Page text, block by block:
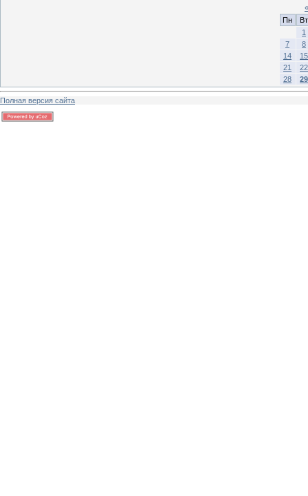
«
Пн
Вт
1
7
8
14
15
21
22
28
29
Полная версия сайта